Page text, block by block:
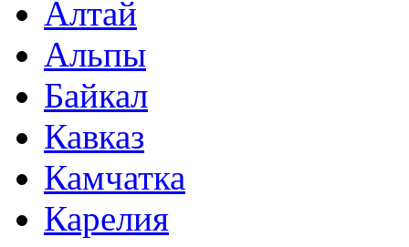
Алтай
Альпы
Байкал
Кавказ
Камчатка
Карелия